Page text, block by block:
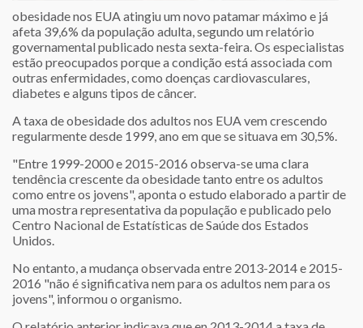
obesidade nos EUA atingiu um novo patamar máximo e já
afeta 39,6% da população adulta, segundo um relatório
governamental publicado nesta sexta-feira. Os especialistas
estão preocupados porque a condição está associada com
outras enfermidades, como doenças cardiovasculares,
diabetes e alguns tipos de câncer.
A taxa de obesidade dos adultos nos EUA vem crescendo
regularmente desde 1999, ano em que se situava em 30,5%.
"Entre 1999-2000 e 2015-2016 observa-se uma clara
tendência crescente da obesidade tanto entre os adultos
como entre os jovens", aponta o estudo elaborado a partir de
uma mostra representativa da população e publicado pelo
Centro Nacional de Estatísticas de Saúde dos Estados
Unidos.
No entanto, a mudança observada entre 2013-2014 e 2015-
2016 "não é significativa nem para os adultos nem para os
jovens", informou o organismo.